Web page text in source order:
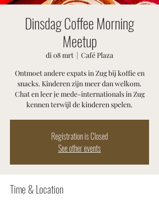
Dinsdag Coffee Morning
Meetup
di 08 mrt
  |
Café Plaza
Ontmoet andere expats in Zug bij koffie en
snacks. Kinderen zijn meer dan welkom.
Chat en leer je mede-internationals in Zug
kennen terwijl de kinderen spelen.
Registration is Closed
See other events
Time & Location